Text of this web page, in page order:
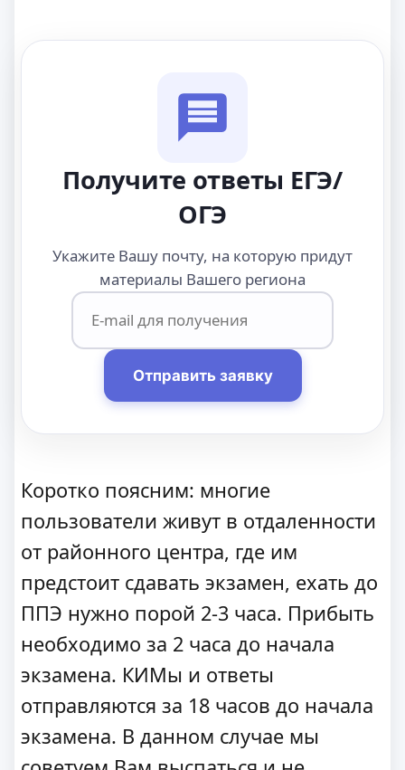
Получите ответы ЕГЭ/
ОГЭ
Укажите Вашу почту, на которую придут
материалы Вашего региона
Отправить заявку
Коротко поясним: многие
пользователи живут в отдаленности
от районного центра, где им
предстоит сдавать экзамен, ехать до
ППЭ нужно порой 2-3 часа. Прибыть
необходимо за 2 часа до начала
экзамена. КИМы и ответы
отправляются за 18 часов до начала
экзамена. В данном случае мы